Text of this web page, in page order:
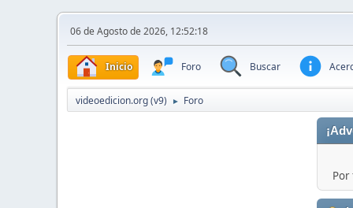
06 de Agosto de 2026, 12:52:18
Inicio Foro Buscar
videoedicion.org (v9) ► Foro
Por